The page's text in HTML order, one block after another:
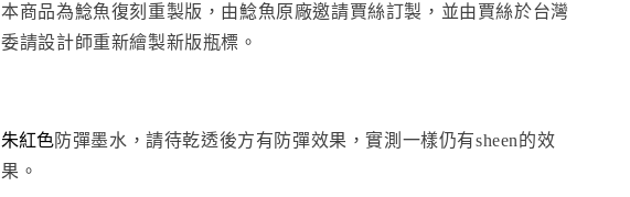
本商品為鯰魚復刻重製版，由鯰魚原廠邀請賈絲訂製，並由賈絲於台灣
委請設計師重新繪製新版瓶標。
朱紅色防彈墨水，請待乾透後方有防彈效果，實測一樣仍有sheen的效
果。